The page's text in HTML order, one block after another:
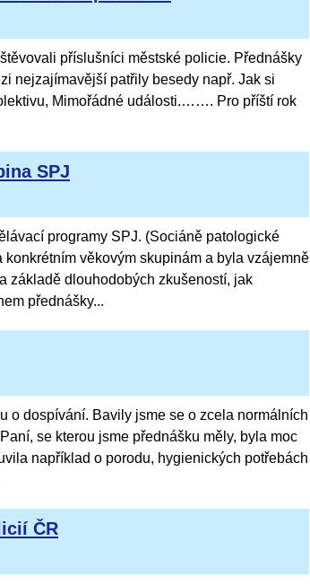
příslušníci městské policie. Přednášky
nejzajímavější patřily besedy např. Jak si
Mimořádné události.……. Pro příští rok
SPJ
programy SPJ. (Sociáně patologické
věkovým skupinám a byla vzájemně
základě dlouhodobých zkušeností, jak
přednášky...
o dospívání. Bavily jsme se o zcela normálních
se kterou jsme přednášku měly, byla moc
například o porodu, hygienických potřebách
ČR